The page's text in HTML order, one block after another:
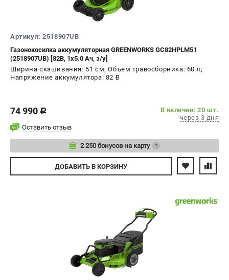
Артикул: 2518907UB
Газонокосилка аккумуляторная GREENWORKS GC82HPLM51
(2518907UB) [82В, 1х5.0 Ач, з/у]
Ширина скашивания: 51 см; Объем травосборника: 60 л;
Напряжение аккумулятора: 82 В
74 990 c
В наличии: 20 шт.
через 3 дня
Оставить отзыв
2 250 бонусов на карту ?
Авторизуйтесь
ДОБАВИТЬ В КОРЗИНУ